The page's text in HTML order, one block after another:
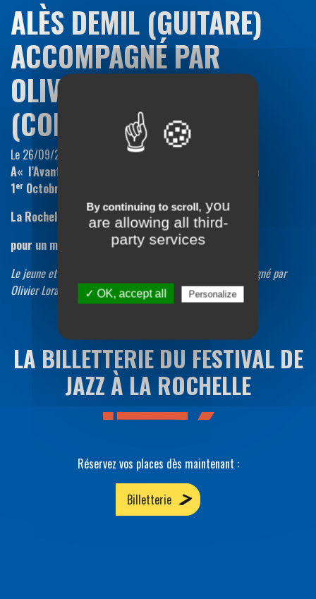
ALÈS DEMIL (GUITARE)
ACCOMPAGNÉ PAR
OLIVIER LORANG
(CONTREBASSE)
Le 26/09/2021
A« l’Avant Scène » de la Coursive vendredi prochain
1er Octobre à 18h30
La Rochelle JAZZ Festival vous invite
pour un moment de convivialité, en écoutant :
Le jeune et brillant Alès Demil -15 ans- (guitare) accompagné par
Olivier Lorang (contrebasse)
LA BILLETTERIE DU FESTIVAL DE
JAZZ À LA ROCHELLE
Réservez vos places dès maintenant :
Billetterie
By continuing to scroll, you
are allowing all third-
party services
✓ OK, accept all Personalize